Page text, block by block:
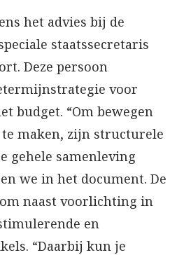
het advies bij de
staatssecretaris
Deze persoon
voor
budget. “Om bewegen
maken, zijn structurele
gehele samenleving
we in het document. De
naast voorlichting in
en
“Daarbij kun je